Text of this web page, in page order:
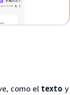
como el texto y